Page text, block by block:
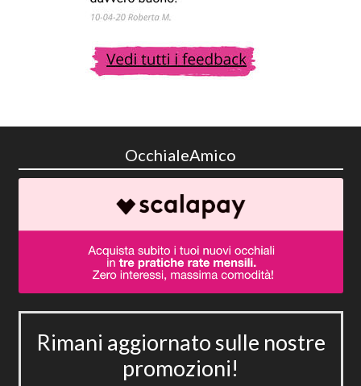
OcchialeAmico
Rimani aggiornato sulle nostre
promozioni!